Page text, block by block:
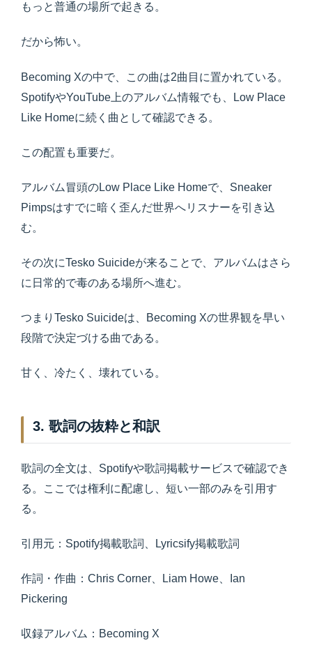
もっと普通の場所で起きる。
だから怖い。
Becoming Xの中で、この曲は2曲目に置かれている。
SpotifyやYouTube上のアルバム情報でも、Low Place
Like Homeに続く曲として確認できる。
この配置も重要だ。
アルバム冒頭のLow Place Like Homeで、Sneaker
Pimpsはすでに暗く歪んだ世界へリスナーを引き込
む。
その次にTesko Suicideが来ることで、アルバムはさら
に日常的で毒のある場所へ進む。
つまりTesko Suicideは、Becoming Xの世界観を早い
段階で決定づける曲である。
甘く、冷たく、壊れている。
3. 歌詞の抜粋と和訳
歌詞の全文は、Spotifyや歌詞掲載サービスで確認でき
る。ここでは権利に配慮し、短い一部のみを引用す
る。
引用元：Spotify掲載歌詞、Lyricsify掲載歌詞
作詞・作曲：Chris Corner、Liam Howe、Ian
Pickering
収録アルバム：Becoming X